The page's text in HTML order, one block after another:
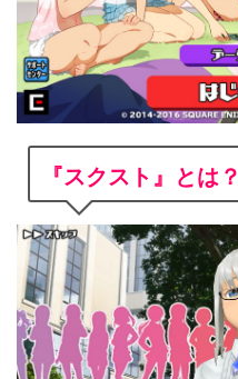
『スクスト』とは？